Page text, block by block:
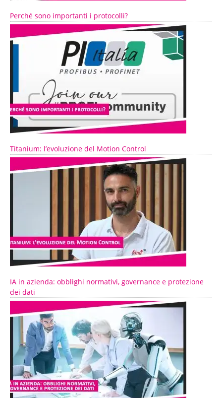
Perché sono importanti i protocolli?
Titanium: l’evoluzione del Motion Control
IA in azienda: obblighi normativi, governance e protezione
dei dati